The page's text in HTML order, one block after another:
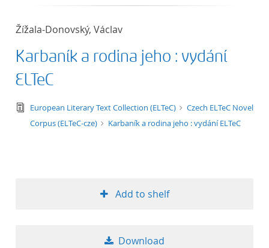
title descending
format
Žížala-Donovský, Václav
Karbaník a rodina jeho : vydání
ELTeC
text/tg.edition+tg.aggregation+xml
European Literary Text Collection (ELTeC)
Czech ELTeC Novel
Corpus (ELTeC-cze)
Karbaník a rodina jeho : vydání ELTeC
Add to shelf
Download